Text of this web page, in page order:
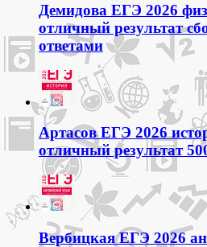
Демидова ЕГЭ 2026
отличный результат
ответами
Артасов ЕГЭ 2026
отличный результат
Вербицкая ЕГЭ 2026